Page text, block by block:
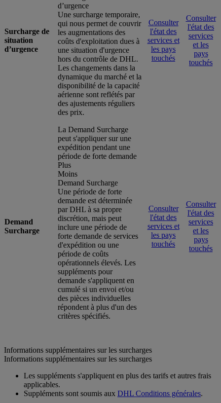
Surcharge de
situation
d’urgence
d’urgence
Une surcharge temporaire,
qui nous permet de couvrir
les augmentations des
coûts d'exploitation dues à
une situation d'urgence
hors du contrôle de DHL.
Les changements dans la
dynamique du marché et la
disponibilité de la capacité
aérienne sont reflétés par
des ajustements réguliers
des prix.
Consulter
l'état des
services et
les pays
touchés
Consulter
l'état des
services
et les
pays
touchés
Demand
Surcharge
La Demand Surcharge
peut s'appliquer sur une
expédition pendant une
période de forte demande
Plus
Moins
Demand Surcharge
Une période de forte
demande est déterminée
par DHL à sa propre
discrétion, mais peut
inclure une période de
forte demande de services
d'expédition ou une
période de coûts
opérationnels élevés. Les
suppléments pour
demande s'appliquent en
cumulé si un envoi et/ou
des pièces individuelles
répondent à plus d'un des
critères spécifiés.
Consulter
l'état des
services et
les pays
touchés
Consulter
l'état des
services
et les
pays
touchés
Informations supplémentaires sur les surcharges
Informations supplémentaires sur les surcharges
Les suppléments s'appliquent en plus des tarifs et autres frais
applicables.
Suppléments sont soumis aux DHL Conditions générales.